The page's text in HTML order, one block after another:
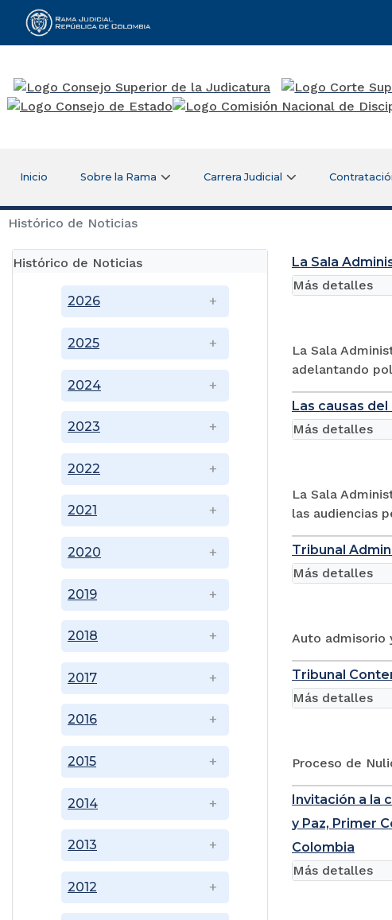
Rama Judicial
Inicio Sobre la Rama Carrera Judicial
Histórico de Noticias
Histórico de Noticias
2012
2013
2014
2015
2016
2017
2018
2019
2020
2021
2022
2023
2024
2025
2026
La Sala
La Sala
adelantando
Más detalles
Las causas
La Sala
las audiencias
Más detalles
Tribunal
Auto admisorio
Más detalles
Tribunal
Proceso de
Más detalles
Invitación a la
y Paz, Primer
Colombia
Más detalles